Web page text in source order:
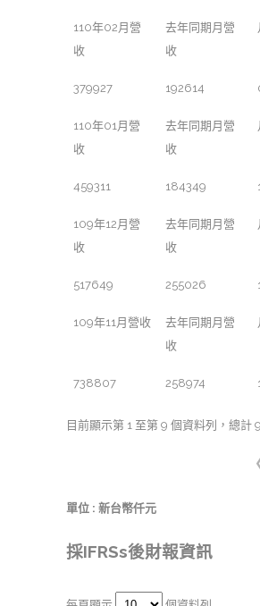
110年02月營
收
去年同期月營
收
379927 192614
110年01月營
收
去年同期月營
收
459311 184349
109年12月營
收
去年同期月營
收
517649 255026
109年11月營收
去年同期月營
收
738807 258974
目前顯示第 1 至第 9 個資料列，總計
單位 : 新台幣仟元
採IFRSs後財報資訊